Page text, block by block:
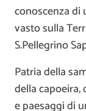
conoscenza di
vasto sulla
S.Pellegrino
Patria della
della capoeira,
e paesaggi di